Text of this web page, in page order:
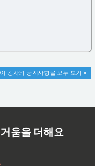
이 강사의 공지사항을 모두 보기 »
움을 더해요